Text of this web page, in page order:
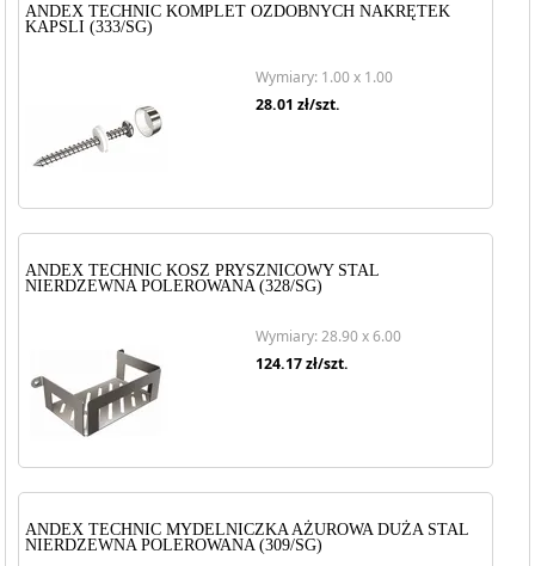
ANDEX TECHNIC KOMPLET OZDOBNYCH NAKRĘTEK
KAPSLI (333/SG)
Wymiary: 1.00 x 1.00
28.01 zł/szt.
ANDEX TECHNIC KOSZ PRYSZNICOWY STAL
NIERDZEWNA POLEROWANA (328/SG)
Wymiary: 28.90 x 6.00
124.17zł/szt.
ANDEX TECHNIC MYDELNICZKA AŻUROWA DUŻA STAL
NIERDZEWNA POLEROWANA (309/SG)